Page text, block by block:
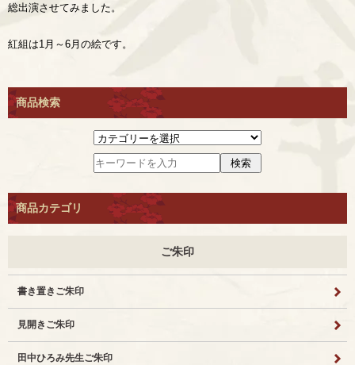
総出演させてみました。
紅組は1月～6月の絵です。
商品検索
商品カテゴリ
ご朱印
書き置きご朱印
見開きご朱印
田中ひろみ先生ご朱印